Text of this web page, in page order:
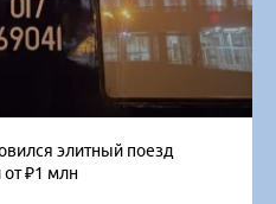
элитный поезд
₽1 млн